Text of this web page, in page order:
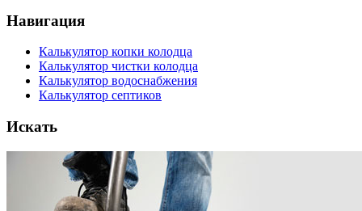
Навигация
Калькулятор копки колодца
Калькулятор чистки колодца
Калькулятор водоснабжения
Калькулятор септиков
Искать